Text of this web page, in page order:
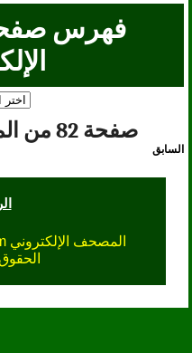
فهرس
صفحة 82 من المصحف الإلكتروني
السابق